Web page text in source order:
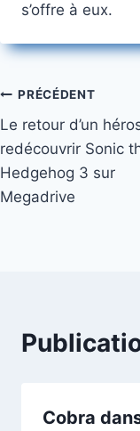
s’offre à eux.
Navigation
de
l’article
PRÉCÉDENT
Le retour d’un
redécouvrir Sonic
Hedgehog 3 sur
Megadrive
Cobra